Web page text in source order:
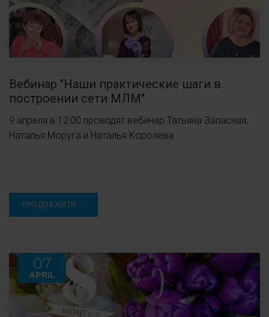
Вебинар "Наши практические шаги в
построении сети МЛМ"
9 апреля в 12:00 проводят вебинар Татьяна Запасная,
Наталья Моруга и Наталья Королева
ПРОДОВЖИТИ ...
07
APRIL